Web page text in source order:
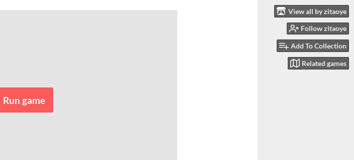
View all by zitaoye
Follow zitaoye
Add To Collection
Related games
Run game